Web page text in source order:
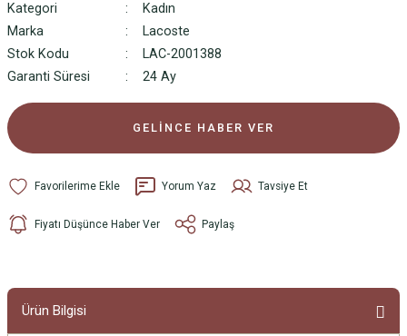
Kategori
Kadın
Marka
Lacoste
Stok Kodu
LAC-2001388
Garanti Süresi
24 Ay
GELİNCE HABER VER
Yorum Yaz Tavsiye Et
Fiyatı Düşünce Haber Ver Paylaş
Ürün Bilgisi